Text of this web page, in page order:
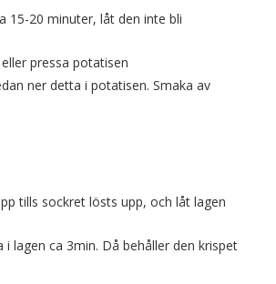
15-20 minuter, låt den inte bli
pressa potatisen
ner detta i potatisen. Smaka av
tills sockret lösts upp, och låt lagen
lagen ca 3min. Då behåller den krispet